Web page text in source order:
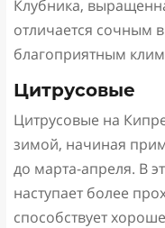
Клубника,
отличается сочным
благоприятным
Цитрусовые
Цитрусовые на
зимой, начиная
до марта-апреля. В
наступает более
способствует